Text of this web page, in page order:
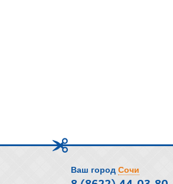
Ваш город Сочи